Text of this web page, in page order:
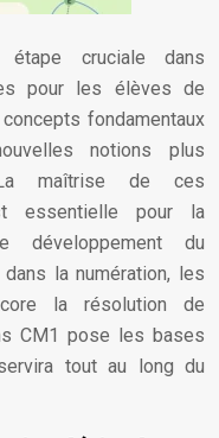
étape cruciale dans
pour les élèves de
fondamentaux
notions plus
maîtrise de ces
essentielle pour la
du
la numération, les
la résolution de
CM1 pose les bases
tout au long du